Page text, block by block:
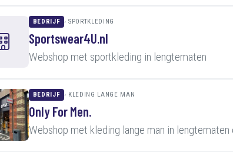
BEDRIJF SPORTKLEDING
Sportswear4U.nl
Webshop met sportkleding in lengtematen
BEDRIJF KLEDING LANGE MAN
Only For Men.
Webshop met kleding lange man in